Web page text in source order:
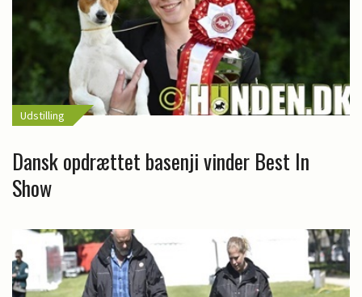
Udstilling
Dansk opdrættet basenji vinder Best In
Show